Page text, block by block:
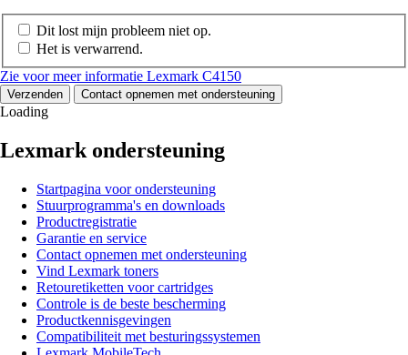
Dit lost mijn probleem niet op.
Het is verwarrend.
Zie voor meer informatie Lexmark C4150
Verzenden Contact opnemen met ondersteuning
Loading
Lexmark ondersteuning
Startpagina voor ondersteuning
Stuurprogramma's en downloads
Productregistratie
Garantie en service
Contact opnemen met ondersteuning
Vind Lexmark toners
Retouretiketten voor cartridges
Controle is de beste bescherming
Productkennisgevingen
Compatibiliteit met besturingssystemen